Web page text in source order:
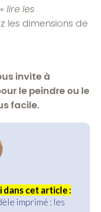
lire les
les dimensions de
invite à
le peindre ou le
facile.
dans cet article :
imprimé : les